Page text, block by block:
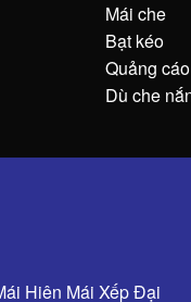
Mái che
Bạt kéo
Quảng cáo
Dù che
Hiên Mái Xếp Đại